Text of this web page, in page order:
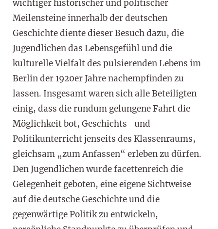
wichtiger historischer und politischer
Meilensteine innerhalb der deutschen
Geschichte diente dieser Besuch dazu, die
Jugendlichen das Lebensgefühl und die
kulturelle Vielfalt des pulsierenden Lebens im
Berlin der 1920er Jahre nachempfinden zu
lassen. Insgesamt waren sich alle Beteiligten
einig, dass die rundum gelungene Fahrt die
Möglichkeit bot, Geschichts- und
Politikunterricht jenseits des Klassenraums,
gleichsam „zum Anfassen“ erleben zu dürfen.
Den Jugendlichen wurde facettenreich die
Gelegenheit geboten, eine eigene Sichtweise
auf die deutsche Geschichte und die
gegenwärtige Politik zu entwickeln,